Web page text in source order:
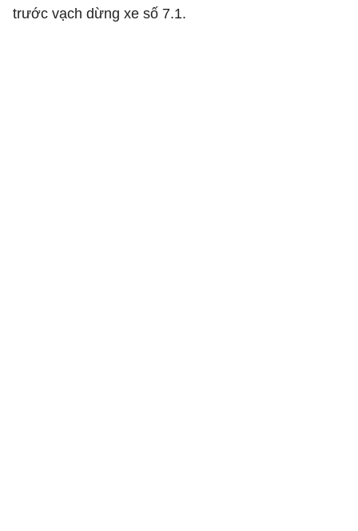
trước vạch dừng xe số 7.1.